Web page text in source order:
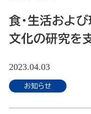
食・生活およ
文化の研究を
2023.04.03
お知らせ